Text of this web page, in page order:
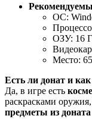
ОС:
ОЗУ: 16
Место:
Есть ли донат и
Да, в игре есть
раскрасками
предметы из